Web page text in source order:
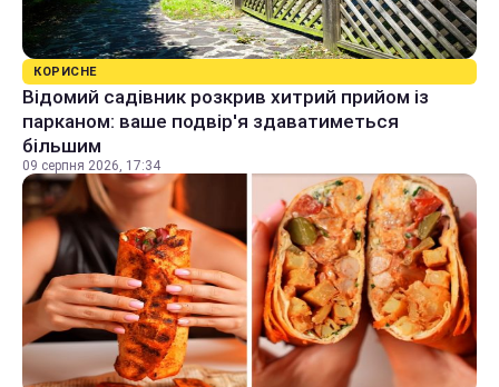
КОРИСНЕ
Відомий садівник розкрив хитрий прийом із
парканом: ваше подвір'я здаватиметься
більшим
09 серпня 2026, 17:34